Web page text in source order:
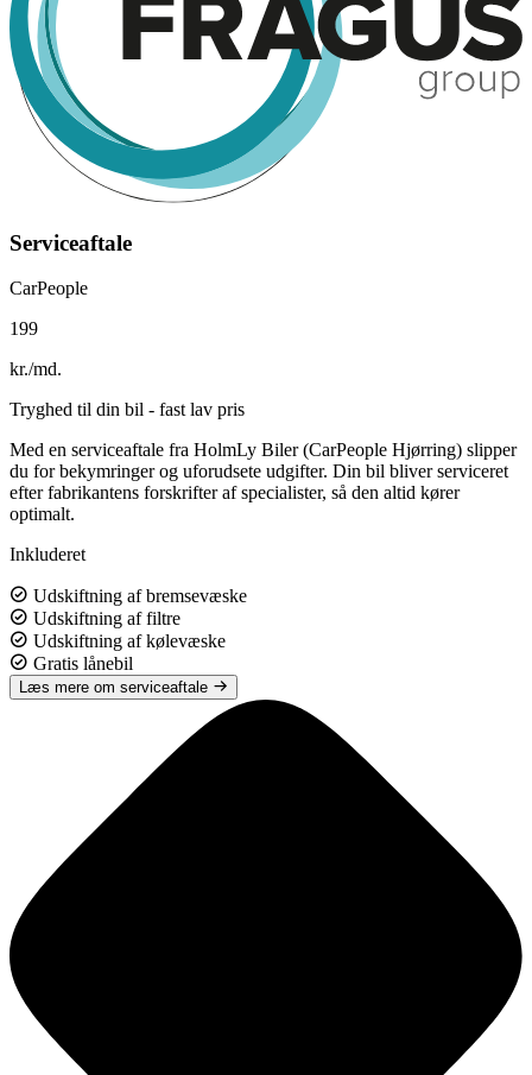
Serviceaftale
CarPeople
199
kr./md.
Tryghed til din bil - fast lav pris
Med en serviceaftale fra HolmLy Biler (CarPeople Hjørring) slipper
du for bekymringer og uforudsete udgifter. Din bil bliver serviceret
efter fabrikantens forskrifter af specialister, så den altid kører
optimalt.
Inkluderet
Udskiftning af bremsevæske
Udskiftning af filtre
Udskiftning af kølevæske
Gratis lånebil
Læs mere om serviceaftale